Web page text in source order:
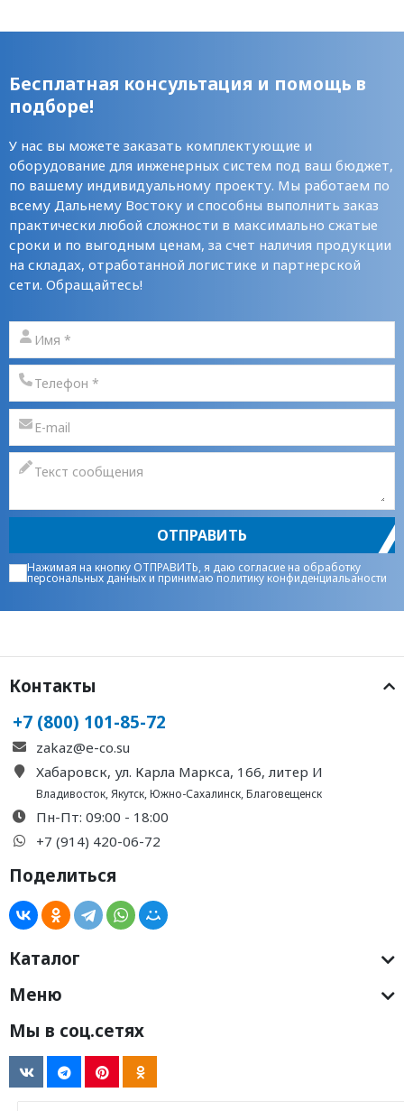
Бесплатная консультация и помощь в
подборе!
У нас вы можете заказать комплектующие и
оборудование для инженерных систем под ваш бюджет,
по вашему индивидуальному проекту. Мы работаем по
всему Дальнему Востоку и способны выполнить заказ
практически любой сложности в максимально сжатые
сроки и по выгодным ценам, за счет наличия продукции
на складах, отработанной логистике и партнерской
сети. Обращайтесь!
ОТПРАВИТЬ
Нажимая на кнопку ОТПРАВИТЬ, я даю согласие на обработку
персональных данныхи принимаюполитику конфиденциальаности
Контакты
+7 (800) 101-85-72
zakaz@e-co.su
Хабаровск, ул. Карла Маркса, 166, литер И
Владивосток,Якутск,Южно-Сахалинск,Благовещенск
Пн-Пт: 09:00 - 18:00
+7 (914) 420-06-72
Поделиться
Каталог
Меню
Мы в соц.сетях